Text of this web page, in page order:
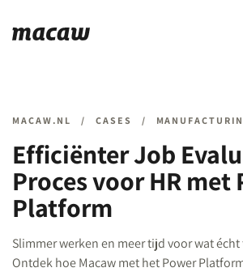
MACAW.NL / CASES /
Efficiënter Job
Proces voor HR met
Platform
Slimmer werken en meer tijd voor wat écht
Ontdek hoe Macaw met het Power